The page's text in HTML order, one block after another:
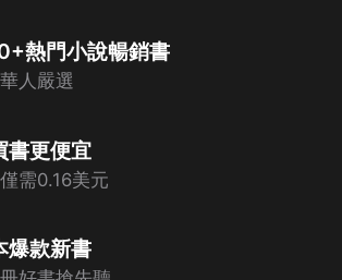
熱門小說暢銷書
人嚴選
書更便宜
需0.16美元
爆款新書